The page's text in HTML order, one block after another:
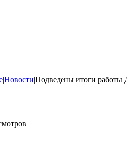
|Новости|Подведены итоги работы